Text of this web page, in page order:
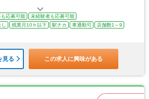
も応募可能
未経験者も応募可能
残業月10ｈ以下 駅チカ 車通勤可
店舗数1～9
見る この求人に興味がある